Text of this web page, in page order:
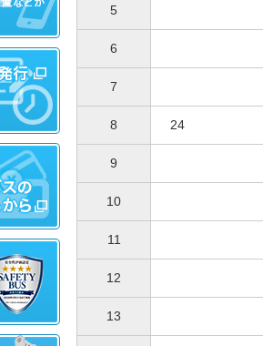
5
6
7
8 24
9
10
11
12
13